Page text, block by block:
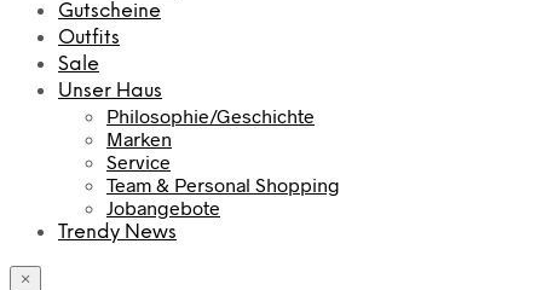
Gutscheine
Outfits
Sale
Unser Haus
Philosophie/Geschichte
Marken
Service
Team & Personal Shopping
Jobangebote
Trendy News
×